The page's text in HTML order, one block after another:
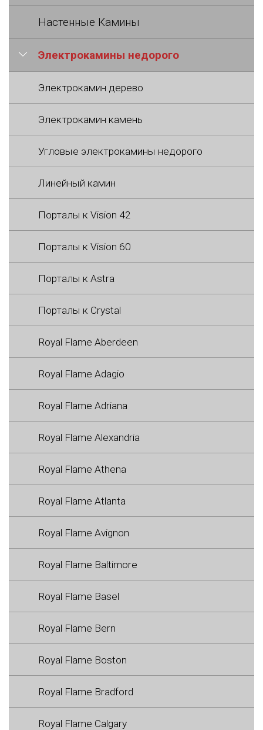
Настенные Камины
Электрокамины недорого
Электрокамин дерево
Электрокамин камень
Угловые электрокамины недорого
Линейный камин
Порталы к Vision 42
Порталы к Vision 60
Порталы к Astra
Порталы к Crystal
Royal Flame Aberdeen
Royal Flame Adagio
Royal Flame Adriana
Royal Flame Alexandria
Royal Flame Athena
Royal Flame Atlanta
Royal Flame Avignon
Royal Flame Baltimore
Royal Flame Basel
Royal Flame Bern
Royal Flame Boston
Royal Flame Bradford
Royal Flame Calgary